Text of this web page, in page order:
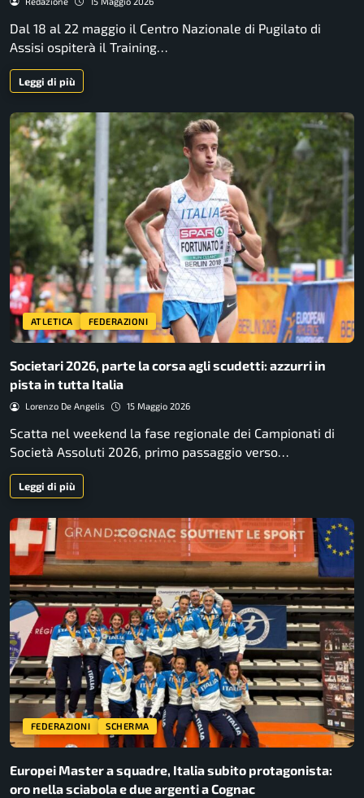
Dal 18 al 22 maggio il Centro Nazionale di Pugilato di
Assisi ospiterà il Training…
Leggi di più
ATLETICA FEDERAZIONI
Societari 2026, parte la corsa agli scudetti: azzurri in
pista in tutta Italia
Lorenzo De Angelis 15 Maggio 2026
Scatta nel weekend la fase regionale dei Campionati di
Società Assoluti 2026, primo passaggio verso…
Leggi di più
FEDERAZIONI SCHERMA
Europei Master a squadre, Italia subito protagonista:
oro nella sciabola e due argenti a Cognac